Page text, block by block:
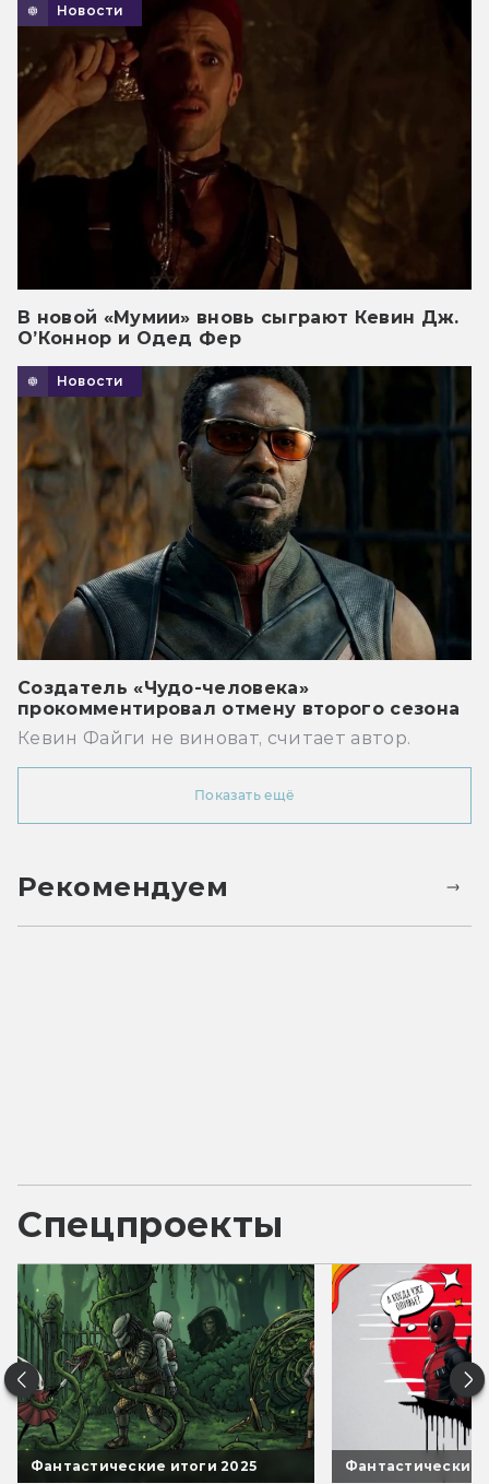
Новости
В новой «Мумии» вновь сыграют Кевин Дж.
О’Коннор и Одед Фер
Новости
Создатель «Чудо-человека»
прокомментировал отмену второго сезона
Кевин Файги не виноват, считает автор.
Показать ещё
Рекомендуем
Спецпроекты
Фантастические итоги 2025 Фантастические